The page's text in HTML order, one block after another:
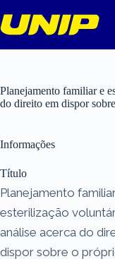
para
o
Planejamento familiar e
do direito em dispor
Informações
Título
Planejamento
esterilização
análise acerca do
dispor sobre o